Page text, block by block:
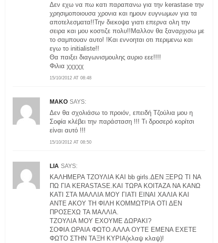
15/10/2012 AT 08:48
Δεν εχω να πω κατι παραπανω για την kerastase την
χρησιμοποιουσα χρονια και ημουν ευγνωμων για τα
αποτελεσματα!!Την διεκοψα γιατι επερνα ολη την
σειρα και μου κοστιζε πολυ!!Μαλλον θα ξαναρχισω με
το σαμπουαν αυτο! !Και εννοηται οτι περιμενω και
εγω το initialiste!!
Θα παιξει διαγωνισμουλης αυριο εεε!!!!
Φιλια χχχχχ
MAKO SAYS:
15/10/2012 AT 08:50
Δεν θα σχολιάσω το προιόν, επειδή Τζούλια μου η
Σοφία κλέβει την παράσταση !!! Τι δροσερό κορίτσι
είναι αυτό !!!
LIA SAYS:
ΚΑΛΗΜΕΡΑ ΤΖΟΥΛΙΑ ΚΑΙ bb girls.ΔΕΝ ΞΕΡΩ ΤΙ ΝΑ
ΠΩ ΓΙΑ KERASTASE.ΚΑΙ ΤΩΡΑ ΚΟΙΤΑΖΑ ΝΑ ΚΑΝΩ
ΚΑΤΙ ΣΤΑ ΜΑΛΛΙΑ ΜΟΥ ΓΙΑΤΙ ΕΙΝΑΙ ΧΑΛΙΑ ΚΑΙ
ΑΝΤΕ ΑΚΟΥ ΤΗ ΦΙΛΗ ΚΟΜΜΩΤΡΙΑ ΟΤΙ ΔΕΝ
ΠΡΟΣΕΧΩ ΤΑ ΜΑΛΛΙΑ.
ΤΖΟΥΛΙΑ ΜΟΥ ΕΧΟΥΜΕ ΔΩΡΑΚΙ?
ΣΟΦΙΑ ΩΡΑΙΑ ΦΩΤΟ.ΑΛΛΑ ΟΥΤΕ ΕΜΕΝΑ ΕΧΕΤΕ
ΦΩΤΟ ΣΤΗΝ ΤΑΞΗ ΚΥΡΙΑ(κλαψ κλαψ)!